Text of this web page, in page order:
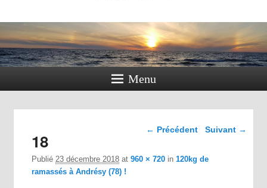
Menu
Navigation dans les
← Précédent Suivant →
18
Publié23 décembre 2018 at960 × 720 in120kg de
ramassés à Andrésy (78) !